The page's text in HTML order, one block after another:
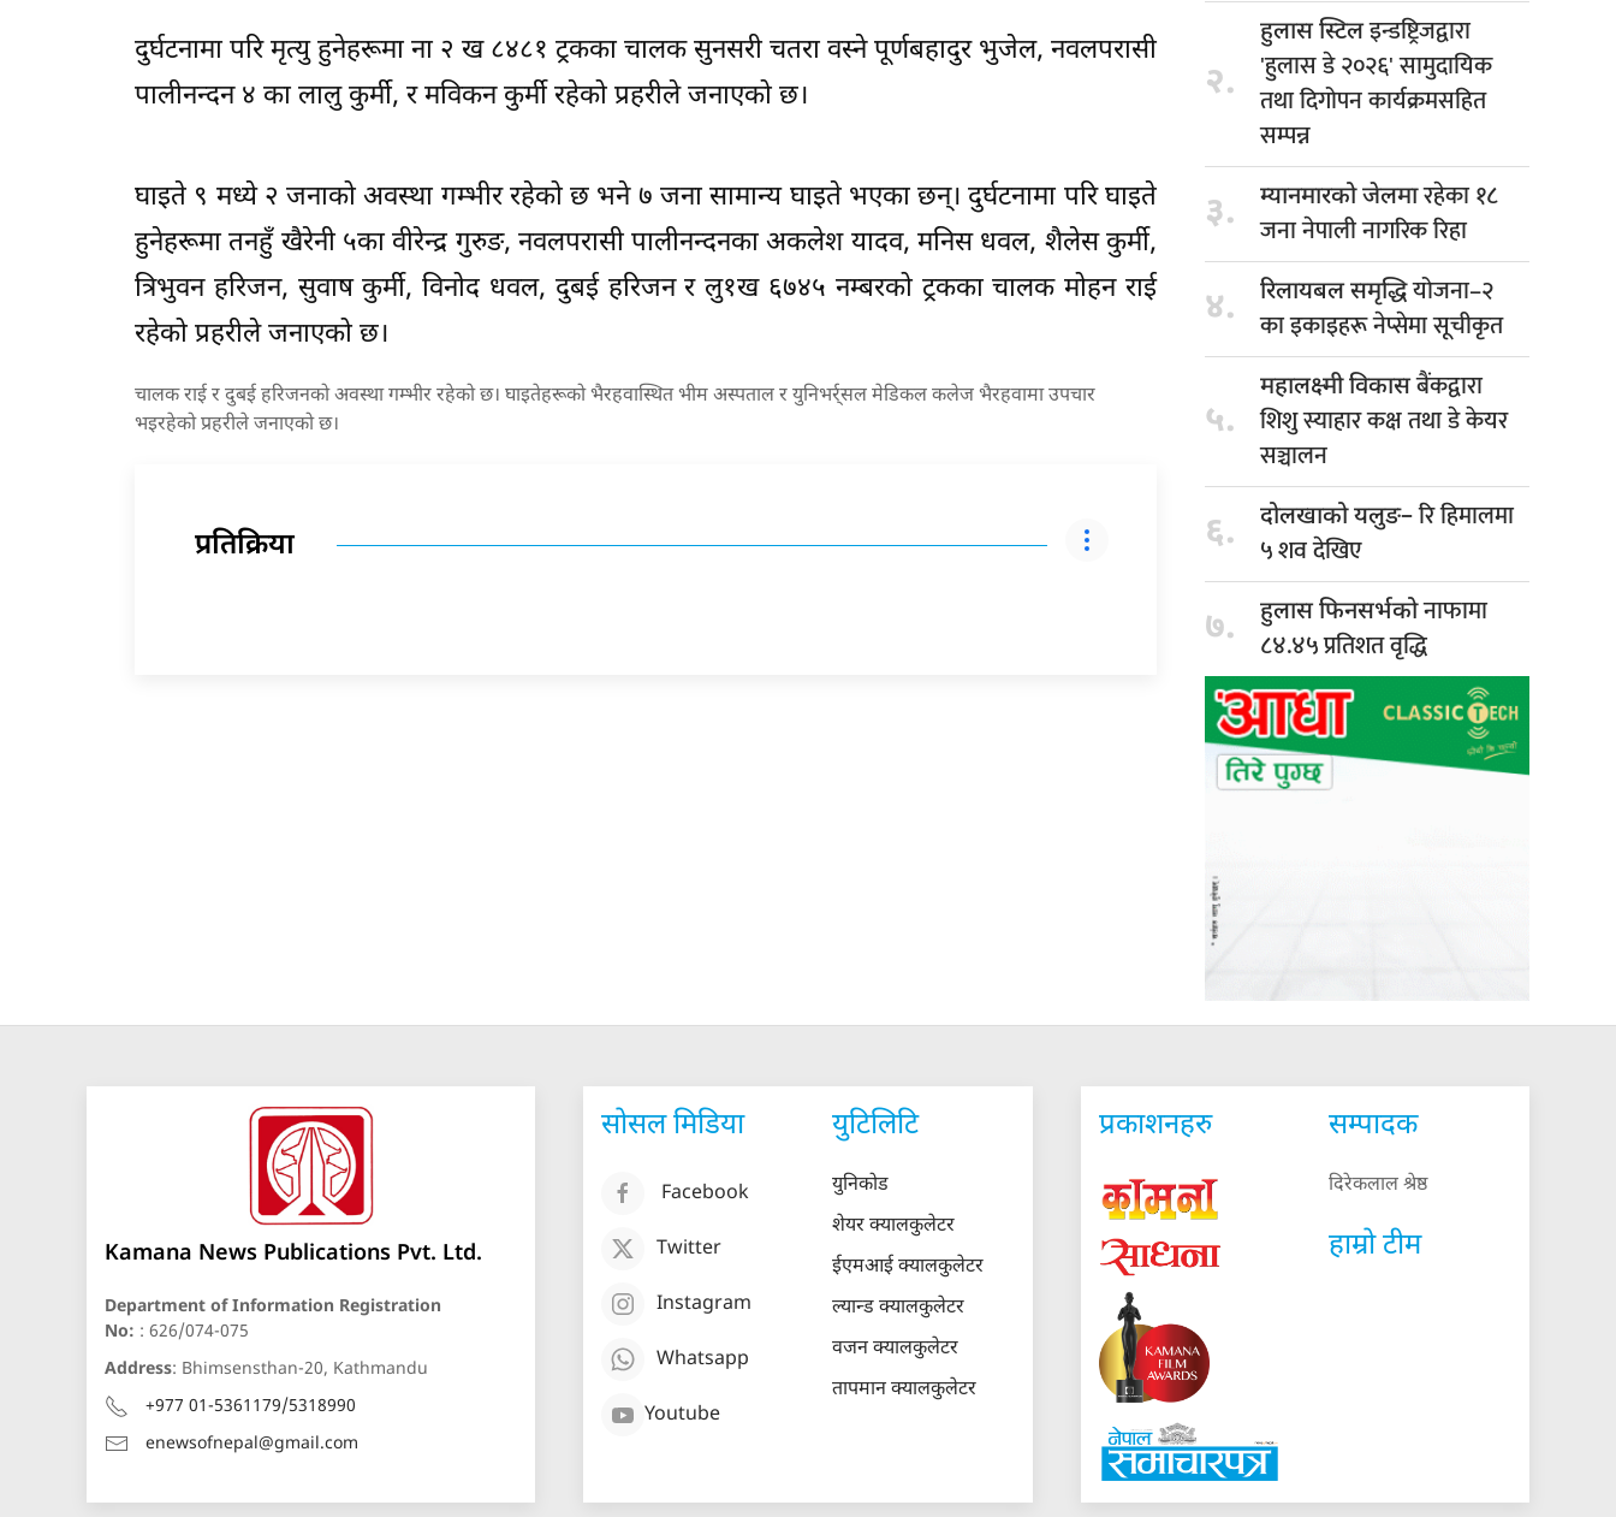
दुर्घटनामा परि मृत्यु हुनेहरूमा ना २ ख ८४८१ ट्रकका चालक सुनसरी चतरा वस्ने पूर्णबहादुर भुजेल, नवलपरासी
पालीनन्दन ४ का लालु कुर्मी, र मविकन कुर्मी रहेको प्रहरीले जनाएको छ।
घाइते ९ मध्ये २ जनाको अवस्था गम्भीर रहेको छ भने ७ जना सामान्य घाइते भएका छन्। दुर्घटनामा परि घाइते
हुनेहरूमा तनहुँ खैरेनी ५का वीरेन्द्र गुरुङ, नवलपरासी पालीनन्दनका अकलेश यादव, मनिस धवल, शैलेस कुर्मी,
त्रिभुवन हरिजन, सुवाष कुर्मी, विनोद धवल, दुबई हरिजन र लु१ख ६७४५ नम्बरको ट्रकका चालक मोहन राई
रहेको प्रहरीले जनाएको छ।
चालक राई र दुबई हरिजनको अवस्था गम्भीर रहेको छ। घाइतेहरूको भैरहवास्थित भीम अस्पताल र युनिभर्र्सल मेडिकल कलेज भैरहवामा उपचार
भइरहेको प्रहरीले जनाएको छ।
प्रतिक्रिया
२.
हुलास स्टिलइन्डष्ट्रिजद्वारा
'हुलास डे २०२६' सामुदायिक
तथा दिगोपन कार्यक्रमसहित
सम्पन्न
३. म्यानमारको जेलमारहेका १८
जना नेपाली नागरिक रिहा
४. रिलायबल समृद्धियोजना–२
का इकाइहरू नेप्सेमा सूचीकृत
५.
महालक्ष्मी विकासबैंकद्वारा
शिशु स्याहार कक्ष तथा डे केयर
सञ्चालन
६. दोलखाको यलुङ–रि हिमालमा
५ शव देखिए
७. हुलास फिनसर्भकोनाफामा
८४.४५ प्रतिशत वृद्धि
Kamana News Publications Pvt. Ltd.
Department of Information Registration
No: : 626/074-075
Address: Bhimsensthan-20, Kathmandu
+977 01-5361179/5318990
enewsofnepal@gmail.com
सोसल मिडिया
Facebook
Twitter
Instagram
Whatsapp
Youtube
युटिलिटि
युनिकोड
शेयर क्यालकुलेटर
ईएमआई क्यालकुलेटर
ल्यान्ड क्यालकुलेटर
वजन क्यालकुलेटर
तापमान क्यालकुलेटर
प्रकाशनहरु सम्पादक
दिरेकलाल श्रेष्ठ
हाम्रो टीम